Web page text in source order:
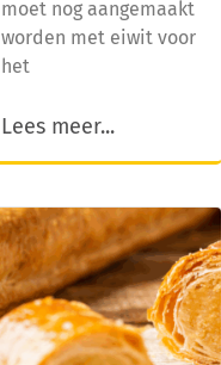
moet nog aangemaakt
worden met eiwit voor
het
Lees meer...